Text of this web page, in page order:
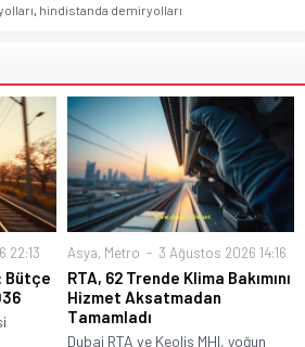
hindistanda demiryolları
22:13
Bütçe
Asya, Metro 3 Ağustos 2026 14:16
RTA, 62 Trende Klima Bakımını
Hizmet Aksatmadan
Tamamladı
Dubai RTA ve Keolis MHI, yoğun